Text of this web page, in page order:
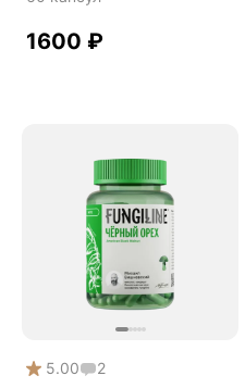
1600 ₽
5.00 2